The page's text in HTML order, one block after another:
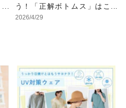
う！「正解ボトムス」はこ
ちら
2026/4/29